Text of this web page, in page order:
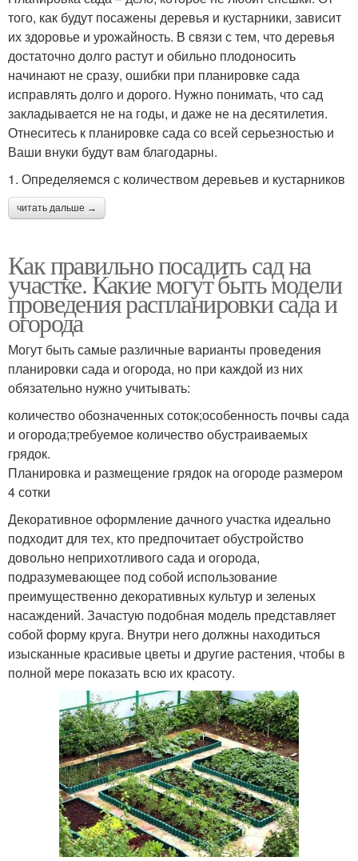
того, как будут посажены деревья и кустарники, зависит
их здоровье и урожайность. В связи с тем, что деревья
достаточно долго растут и обильно плодоносить
начинают не сразу, ошибки при планировке сада
исправлять долго и дорого. Нужно понимать, что сад
закладывается не на годы, и даже не на десятилетия.
Отнеситесь к планировке сада со всей серьезностью и
Ваши внуки будут вам благодарны.
1. Определяемся с количеством деревьев и кустарников
читать дальше →
Как правильно посадить сад на
участке. Какие могут быть модели
проведения распланировки сада и
огорода
Могут быть самые различные варианты проведения
планировки сада и огорода, но при каждой из них
обязательно нужно учитывать:
количество обозначенных соток;особенность почвы сада
и огорода;требуемое количество обустраиваемых
грядок.
Планировка и размещение грядок на огороде размером
4 сотки
Декоративное оформление дачного участка идеально
подходит для тех, кто предпочитает обустройство
довольно неприхотливого сада и огорода,
подразумевающее под собой использование
преимущественно декоративных культур и зеленых
насаждений. Зачастую подобная модель представляет
собой форму круга. Внутри него должны находиться
изысканные красивые цветы и другие растения, чтобы в
полной мере показать всю их красоту.